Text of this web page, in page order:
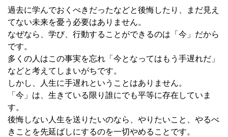
過去に学んでおくべきだったなどと後悔したり、まだ見え
てない未来を憂う必要はありません。
なぜなら、学び、行動することができるのは「今」だから
です。
多くの人はこの事実を忘れ「今となってはもう手遅れだ」
などと考えてしまいがちです。
しかし、人生に手遅れということはありません。
「今」は、生きている限り誰にでも平等に存在していま
す。
後悔しない人生を送りたいのなら、やりたいこと、やるべ
きことを先延ばしにするのを一切やめることです。